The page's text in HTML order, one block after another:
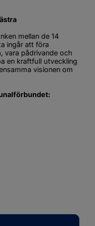
mellan de 14
ingår att föra
vara pådrivande och
en kraftfull utveckling
visionen om